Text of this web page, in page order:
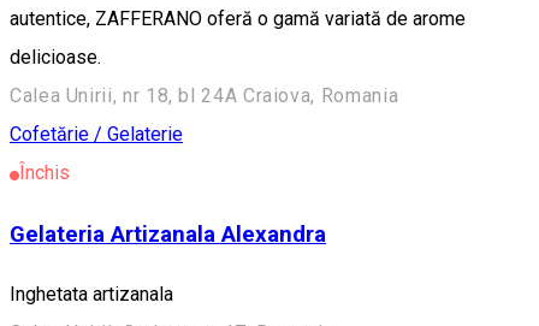
autentice, ZAFFERANO oferă o gamă variată de arome
delicioase.
Calea Unirii, nr 18, bl 24A Craiova, Romania
Cofetărie / Gelaterie
Închis
Gelateria Artizanala Alexandra
Inghetata artizanala